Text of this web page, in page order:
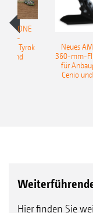
Tyrok
Neues
360-mm-
für
Cenio
Hier finden Sie